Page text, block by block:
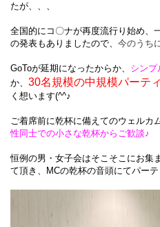
たが、、、
全国的にコ〇ナが再度流行り始め、
の発表もありましたので、 今のうち
GoToが延期になったからか、 シンプ
か、 30名規模の中規模パーテ
く想います(^^♪
ご着席前に乾杯に備えてのウェルカ
性同士での小さな乾杯からご歓談♪
恒例の男・女子会はそこそこにお集
て頂き、MCの乾杯の音頭にてパー